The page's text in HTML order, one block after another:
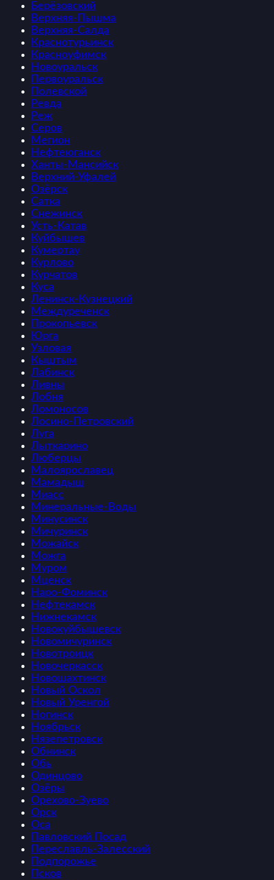
Берёзовский
Верхняя-Пышма
Верхняя-Салда
Краснотурьинск
Красноуфимск
Новоуральск
Первоуральск
Полевской
Ревда
Реж
Серов
Мегион
Нефтеюганск
Ханты-Мансийск
Верхний-Уфалей
Озёрск
Сатка
Снежинск
Усть-Катав
Куйбышев
Кумертау
Курлово
Курчатов
Куса
Ленинск-Кузнецкий
Междуреченск
Прокопьевск
Юрга
Узловая
Кыштым
Лабинск
Ливны
Лобня
Ломоносов
Лосино-Петровский
Луга
Лыткарино
Люберцы
Малоярославец
Мамадыш
Миасс
Минеральные-Воды
Минусинск
Мичуринск
Можайск
Можга
Муром
Мценск
Наро-Фоминск
Нефтекамск
Нижнекамск
Новокуйбышевск
Новомичуринск
Новотроицк
Новочеркасск
Новошахтинск
Новый Оскол
Новый Уренгой
Ногинск
Ноябрьск
Нязепетровск
Обнинск
Обь
Одинцово
Озёры
Орехово-Зуево
Орск
Оса
Павловский Посад
Переславль-Залесский
Подпорожье
Псков